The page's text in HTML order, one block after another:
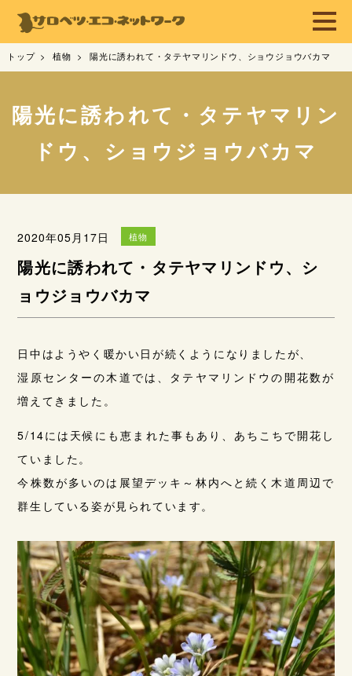
トップ 植物 陽光に誘われて・タテヤマリンドウ、ショウジョウバカマ
陽光に誘われて・タテヤマリン
ドウ、ショウジョウバカマ
2020年05月17日 植物
陽光に誘われて・タテヤマリンドウ、シ
ョウジョウバカマ
日中はようやく暖かい日が続くようになりましたが、
湿原センターの木道では、タテヤマリンドウの開花数が
増えてきました。
5/14には天候にも恵まれた事もあり、あちこちで開花し
ていました。
今株数が多いのは展望デッキ～林内へと続く木道周辺で
群生している姿が見られています。